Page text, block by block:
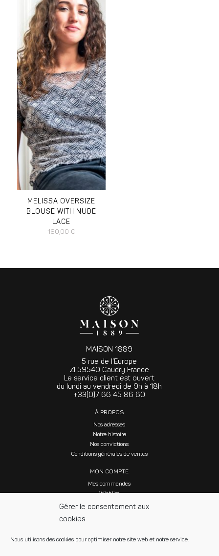
Gérer le consentement aux
cookies
Nous utilisons des cookies pour optimiser notre site web et notre service.
DISPONIBLE EN :
M S XL
MELISSA OVERSIZE
BLOUSE WITH NUDE
LACE
180,00€
MAISON 1889
5 rue de l’Europe
ZI 59540 Caudry France
Le service client est ouvert
du lundi au vendredi de 9h à 18h
+33(0)7 66 45 86 60
À PROPOS
Nos adresses
Notre histoire
Nos convictions
Conditions générales de ventes
MON COMPTE
Mes commandes
Wishlist